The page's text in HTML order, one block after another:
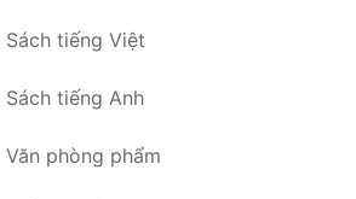
Sách tiếng Việt
Sách tiếng Anh
Văn phòng phẩm